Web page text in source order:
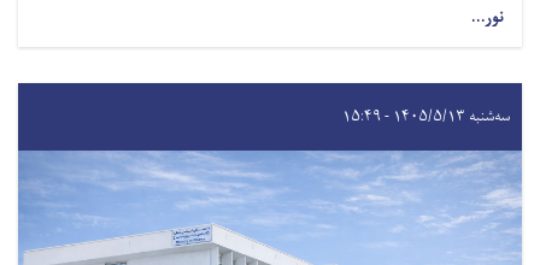
نور...
سه‌شنبه ۱۴۰۵/۵/۱۳ - ۱۵:۴۹